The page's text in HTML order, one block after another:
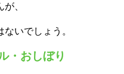
、
いでしょう。
・おしぼり